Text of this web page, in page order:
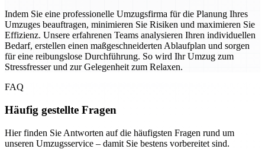
Indem Sie eine professionelle Umzugsfirma für die Planung Ihres
Umzuges beauftragen, minimieren Sie Risiken und maximieren Sie
Effizienz. Unsere erfahrenen Teams analysieren Ihren individuellen
Bedarf, erstellen einen maßgeschneiderten Ablaufplan und sorgen
für eine reibungslose Durchführung. So wird Ihr Umzug zum
Stressfresser und zur Gelegenheit zum Relaxen.
FAQ
Häufig gestellte Fragen
Hier finden Sie Antworten auf die häufigsten Fragen rund um
unseren Umzugsservice – damit Sie bestens vorbereitet sind.